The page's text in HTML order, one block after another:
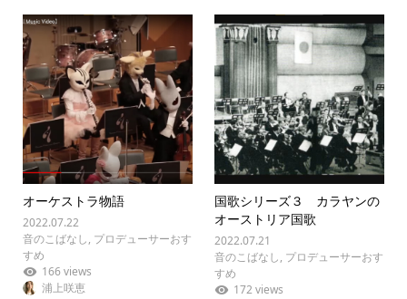
オーケストラ物語
2022.07.22
音のこばなし, プロデューサーおす
すめ
166 views
浦上咲恵
国歌シリーズ３ カラヤンの
オーストリア国歌
2022.07.21
音のこばなし, プロデューサーおす
すめ
172 views